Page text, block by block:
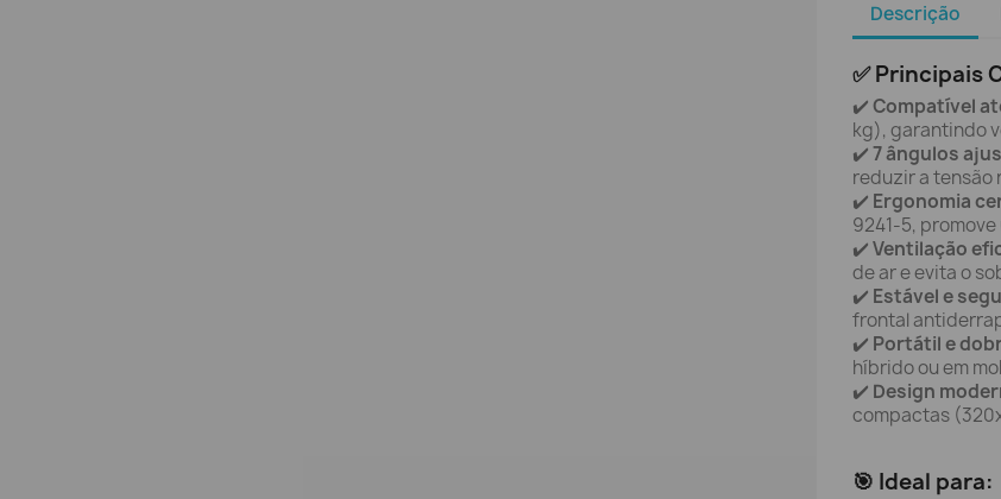
Descrição
✅ Principais
✔️Compatível
kg), garantindo
✔️7 ângulos
reduzir a tensão
✔️ Ergonomia
9241-5,
✔️Ventilação
de ar e evita o
✔️ Estável e
frontal
✔️ Portátil e
híbrido ou em
✔️ Design
compactas
🎯 Ideal para: